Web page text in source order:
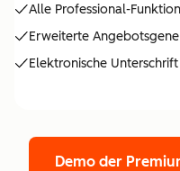
Alle Professional-
Erweiterte
Elektronische
Demo der